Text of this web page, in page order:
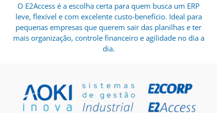
O E2Access é a escolha certa para quem busca um ERP
leve, flexível e com excelente custo-benefício. Ideal para
pequenas empresas que querem sair das planilhas e ter
mais organização, controle financeiro e agilidade no dia a
dia.